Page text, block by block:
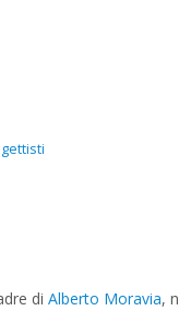
di Alberto Moravia, n